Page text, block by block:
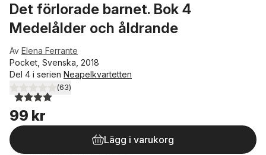
Det förlorade barnet. Bok 4
Medelålder och åldrande
Av Elena Ferrante
Pocket, Svenska, 2018
Del 4 i serien Neapelkvartetten
4,0utav 5 stjärnor. Totalt antal röster:
(63)
99 kr
Lägg i varukorg